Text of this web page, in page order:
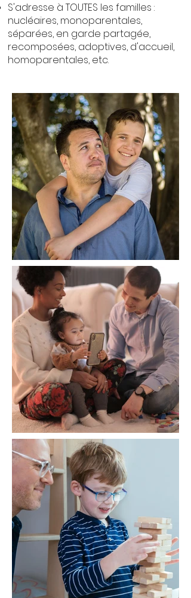
S'adresse à TOUTES les familles :
nucléaires, monoparentales,
séparées, en garde partagée,
recomposées, adoptives, d'accueil,
homoparentales, etc.